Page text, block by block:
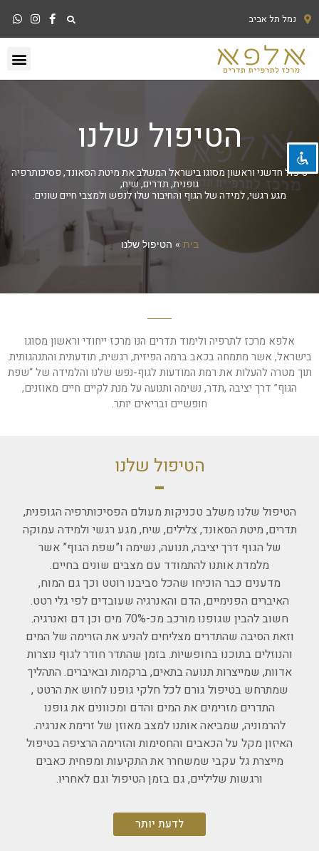
visibility_off השבת את ההבזקים
settings צבע רקע
zoom_out זום (הקטנה)
zoom_in זום (הגדלה)
הקטנת גופן
גופן קריא
סמן קישורים
לאפס את כל האפשרויות
נמל תל אביב
הטיפול שלנו
טיפול חדשני וראשון מסוגו בישראל המשלב את מיטת הסאונד, פסיכותרפיה
גופנית, תדרים, שיח,
מגע רגשי, למידה של הגוף והחיבור שלו לנפש ולמצבי חיים שונים.
בית » הטיפול שלנו
אלפא מרכז לתרפיה ולימוד תדרים הנו מרכז ייחודי וראשון מסוגו
בישראל, אשר מתמחה בכאב ברמה הפיזית, רגשית, תודעתית והתנהגותית.
תוך מטרה להעלות את רמת המודעות לגוף-נפש שלנו והלמידה של “שפת
הגוף” דרך יציבה ,תדר, נשימה ותנועה על מנת לקיים חיים מאוזנים,
חופשיים ובריאים יותר.
הטיפול שלנו
הטיפול שלנו משלב טכניקות מעולם הפסיכותרפיה הגופנית,
תדרים, מיטת הסאונד, צלילים, שיח, מגע רגשי ולמידה עמוקה
של הגוף דרך יציבה, תנועה, נשימה ו”שפת הגוף” אשר
מלמדת אותנו להתמודד עם מצבים שונים בחיים.
מדענים כבר הוכיחו שהכל סביבנו רוטט וכך גם המוח,
האיברים הפנימיים, הדם והאנרגיה שעובדים לפי גלי רטט.
חשוב להבין שגופנו מורכב מכ-70% מים וכן דם ואנרגיה.
וזאת הסיבה שהתדרים מצליחים להניע את הזרימה של המים
והנוזלים בתוכנו בחופשיות. בזמן שהתדר חודר לגוף נוצרות
אדוות, שמייצרות תנועה בתאים, ברקמות ובאיברים. התהליך
שמתרחש בטיפול גורם לכל חלקי גופנו לחוש את הרטט ,
התדרים מזרימים את המים והדם ומכוונים את גופנו
להרמוניה, שמביאה אותנו למצב מאוזן של זרימת אנרגיה.
האיזון מקל על הכאבים והחסימות והזרימה הרציפה בטיפול
מייצרת גל עקבי שמשחרר את התקיעות ומפחית כאבים
ורגשות שליליים, גם בזמן הטיפול וגם לאחריו.
לדעת יותר